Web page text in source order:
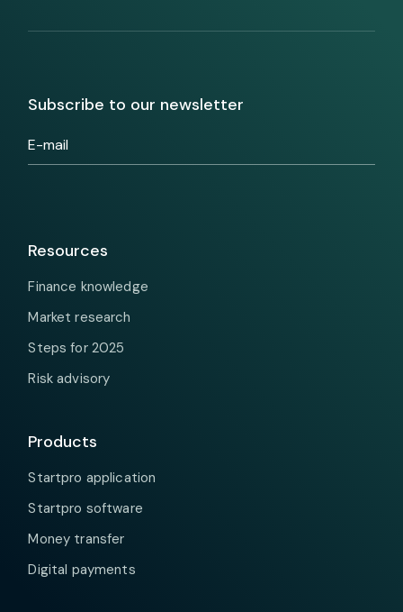
Subscribe to our newsletter
Resources
Finance knowledge
Market research
Steps for 2025
Risk advisory
Products
Startpro application
Startpro software
Money transfer
Digital payments